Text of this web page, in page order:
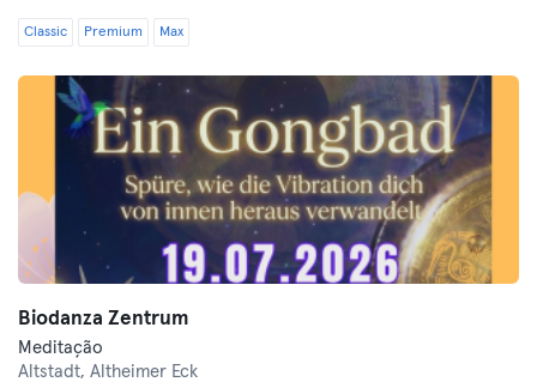
Classic Premium Max
Biodanza Zentrum
Meditação
Altstadt, Altheimer Eck